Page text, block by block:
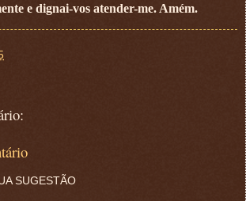
e dignai-vos atender-me. Amém.
SUGESTÃO